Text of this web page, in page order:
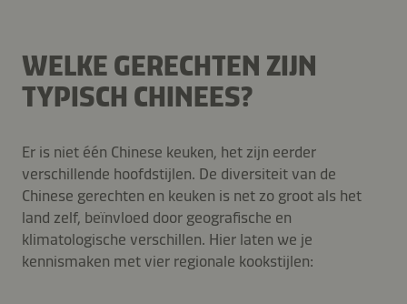
WELKE GERECHTEN ZIJN
TYPISCH CHINEES?
Er is niet één Chinese keuken, het zijn eerder
verschillende hoofdstijlen. De diversiteit van de
Chinese gerechten en keuken is net zo groot als het
land zelf, beïnvloed door geografische en
klimatologische verschillen. Hier laten we je
kennismaken met vier regionale kookstijlen: